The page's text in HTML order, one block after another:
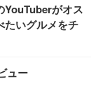
YouTuberがオス
たいグルメをチ
ュー